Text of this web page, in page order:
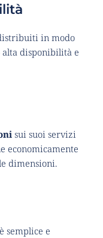
in modo
disponibilità e
sui suoi servizi
economicamente
dimensioni.
è semplice e